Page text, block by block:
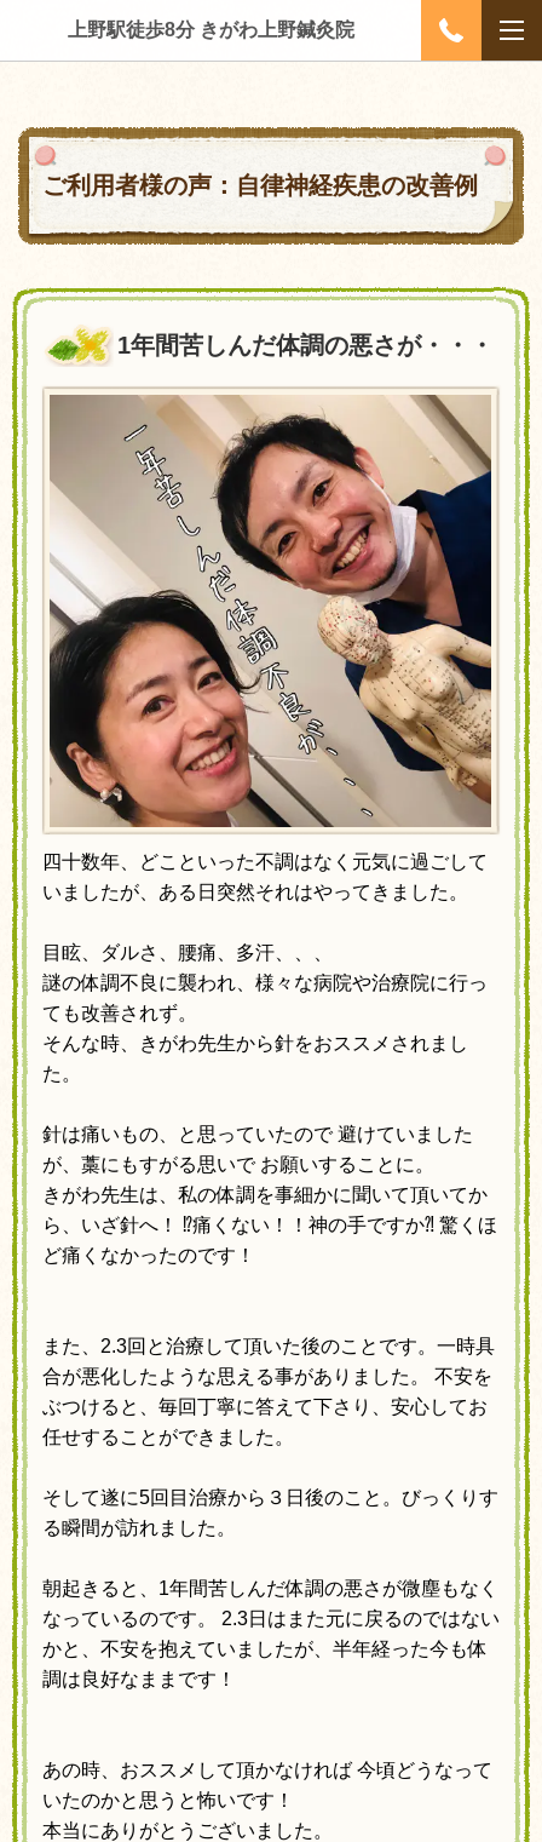
上野駅徒歩8分 きがわ上野鍼灸院
ご利用者様の声：自律神経疾患の改善例
1年間苦しんだ体調の悪さが・・・
四十数年、
どこといった不調はなく元気に過ごして
いましたが、 ある日突然それはやってきました。
目眩、ダルさ、腰痛、多汗、、、
謎の体調不良に襲われ、様々な病院や治療院に行っ
ても改善されず。
そんな時、きがわ先生から針をおススメされまし
た。
針は痛いもの、と思っていたので 避けていました
が、 藁にもすがる思いで お願いすることに。
きがわ先生は、 私の体調を事細かに聞いて頂いてか
ら、 いざ針へ！ ⁉︎痛くない！！神の手ですか⁈ 驚くほ
ど痛くなかったのです！
また、2.3回と治療して頂いた後のことです。 一時具
合が悪化したような思える事がありました。 不安を
ぶつけると、毎回丁寧に答えて下さり、 安心してお
任せすることができました。
そして遂に5回目治療から３日後のこと。びっくりす
る瞬間が訪れました。
朝起きると、1年間苦しんだ体調の悪さが微塵もなく
なっているのです。 2.3日はまた元に戻るのではない
かと、不安を抱えていましたが、 半年経った今も体
調は良好なままです！
あの時、おススメして頂かなければ 今頃どうなって
いたのかと思うと怖いです！
本当にありがとうございました。